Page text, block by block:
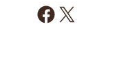
Condividi su Facebook Condividi su X